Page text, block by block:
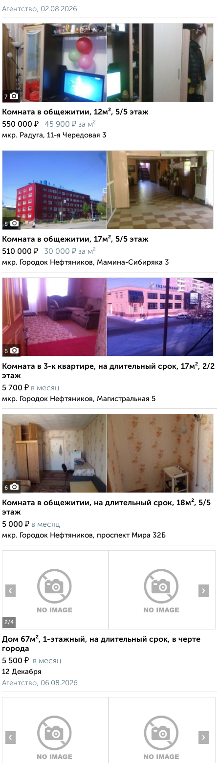
Агентство, 02.08.2026
7
Комната в общежитии, 12м², 5/5 этаж
550 000 ₽ 45 900 ₽ за м²
мкр. Радуга, 11-я Чередовая 3
8
Комната в общежитии, 17м², 5/5 этаж
510 000 ₽ 30 000 ₽ за м²
мкр. Городок Нефтяников, Мамина-Сибиряка 3
6
Комната в 3-к квартире, на длительный срок, 17м², 2/2
этаж
5 700 ₽ в месяц
мкр. Городок Нефтяников, Магистральная 5
6
Комната в общежитии, на длительный срок, 18м², 5/5
этаж
5 000 ₽ в месяц
мкр. Городок Нефтяников, проспект Мира 32Б
2/4
‹ ›
Дом 67м², 1-этажный, на длительный срок, в черте
города
5 500 ₽ в месяц
12 Декабря
Агентство, 06.08.2026
‹ ›